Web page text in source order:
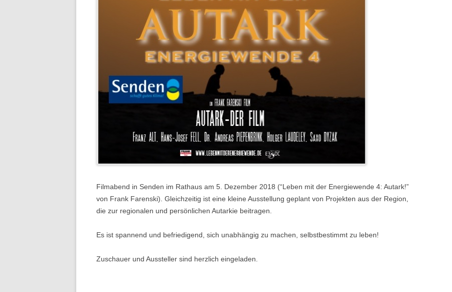
Filmabend in Senden im Rathaus am 5. Dezember 2018 (“Leben mit der Energiewende 4: Autark!”
von Frank Farenski). Gleichzeitig ist eine kleine Ausstellung geplant von Projekten aus der Region,
die zur regionalen und persönlichen Autarkie beitragen.
Es ist spannend und befriedigend, sich unabhängig zu machen, selbstbestimmt zu leben!
Zuschauer und Aussteller sind herzlich eingeladen.